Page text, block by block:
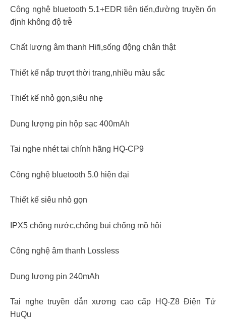
Công nghệ bluetooth 5.1+EDR tiên tiến,đường truyền ổn
định không độ trễ
Chất lượng âm thanh Hifi,sống động chân thật
Thiết kế nắp trượt thời trang,nhiều màu sắc
Thiết kế nhỏ gọn,siêu nhẹ
Dung lượng pin hộp sạc 400mAh
Tai nghe nhét tai chính hãng HQ-CP9
Công nghệ bluetooth 5.0 hiện đại
Thiết kế siêu nhỏ gọn
IPX5 chống nước,chống bụi chống mồ hôi
Công nghệ âm thanh Lossless
Dung lượng pin 240mAh
Tai nghe truyền dẫn xương cao cấp HQ-Z8 Điện Tử
HuQu